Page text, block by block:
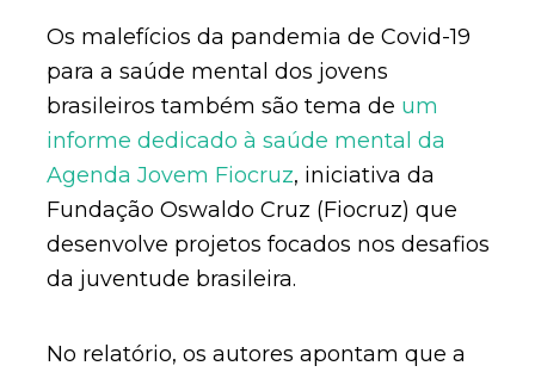
Os malefícios da pandemia de Covid-19
para a saúde mental dos jovens
brasileiros também são tema de um
informe dedicado à saúde mental da
Agenda Jovem Fiocruz, iniciativa da
Fundação Oswaldo Cruz (Fiocruz) que
desenvolve projetos focados nos desafios
da juventude brasileira.
No relatório, os autores apontam que a